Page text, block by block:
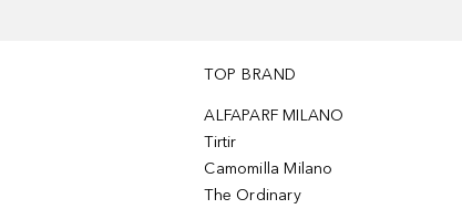
TOP BRAND
ALFAPARF MILANO
Tirtir
Camomilla Milano
The Ordinary